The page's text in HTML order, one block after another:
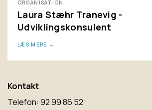
ORGANISATION
Laura Stæhr Tranevig -
Udviklingskonsulent
LÆS MERE
Kontakt
Telefon: 92 99 86 52